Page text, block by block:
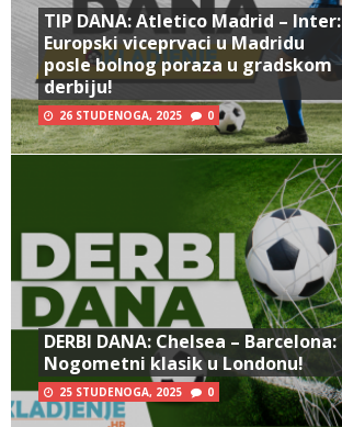
TIP DANA: Atletico Madrid – Inter:
Europski viceprvaci u Madridu
posle bolnog poraza u gradskom
derbiju!
26 STUDENOGA, 2025 0
DERBI DANA: Chelsea – Barcelona:
Nogometni klasik u Londonu!
25 STUDENOGA, 2025 0